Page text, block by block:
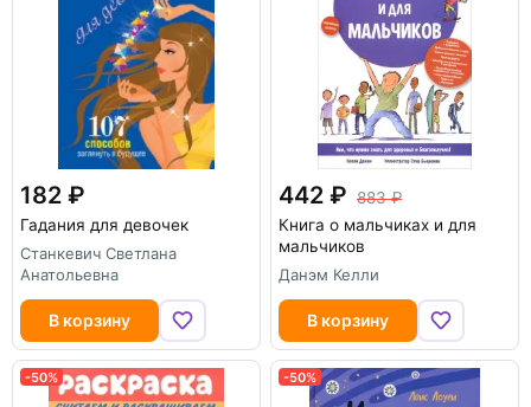
182
Гадания для девочек
Станкевич Светлана
Анатольевна
В корзину
442
883
Книга о мальчиках и для
мальчиков
Данэм Келли
В корзину
-50% -50%